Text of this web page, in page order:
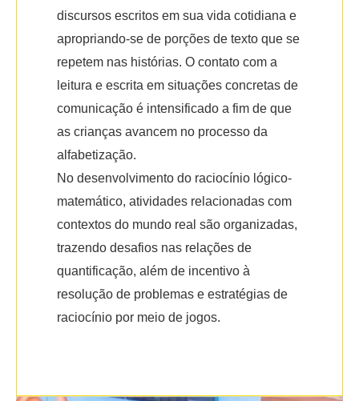
discursos escritos em sua vida cotidiana e
apropriando-se de porções de texto que se
repetem nas histórias. O contato com a
leitura e escrita em situações concretas de
comunicação é intensificado a fim de que
as crianças avancem no processo da
alfabetização.
No desenvolvimento do raciocínio lógico-
matemático, atividades relacionadas com
contextos do mundo real são organizadas,
trazendo desafios nas relações de
quantificação, além de incentivo à
resolução de problemas e estratégias de
raciocínio por meio de jogos.